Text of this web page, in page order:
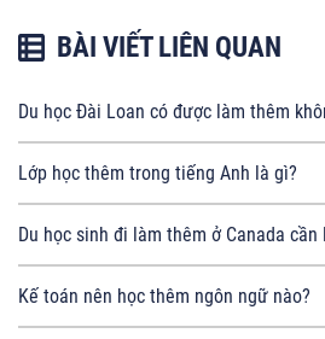
BÀI VIẾT LIÊN QUAN
Du học Đài Loan có được làm thêm
Lớp học thêm trong tiếng Anh là gì?
Du học sinh đi làm thêm ở Canada
Kế toán nên học thêm ngôn ngữ nào?